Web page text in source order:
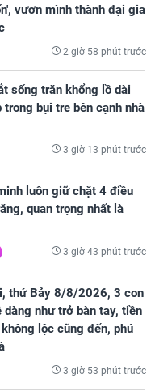
vươn mình thành đại gia
2 giờ 58 phút trước
sống trăn khổng lồ dài
trong bụi tre bên cạnh nhà
3 giờ 13 phút trước
luôn giữ chặt 4 điều
quan trọng nhất là
3 giờ 43 phút trước
thứ Bảy 8/8/2026, 3 con
như trở bàn tay, tiền
lộc cũng đến, phú
3 giờ 53 phút trước